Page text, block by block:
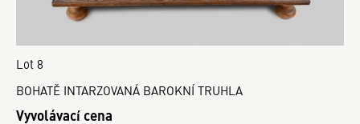
Lot 8
BOHATĚ INTARZOVANÁ BAROKNÍ TRUHLA
Vyvolávací cena